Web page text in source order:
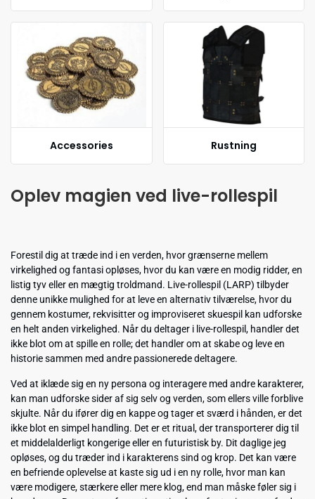
Accessories Rustning
Oplev magien ved live-rollespil
Forestil dig at træde ind i en verden, hvor grænserne mellem
virkelighed og fantasi opløses, hvor du kan være en modig ridder, en
listig tyv eller en mægtig troldmand. Live-rollespil (LARP) tilbyder
denne unikke mulighed for at leve en alternativ tilværelse, hvor du
gennem kostumer, rekvisitter og improviseret skuespil kan udforske
en helt anden virkelighed. Når du deltager i live-rollespil, handler det
ikke blot om at spille en rolle; det handler om at skabe og leve en
historie sammen med andre passionerede deltagere.
Ved at iklæde sig en ny persona og interagere med andre karakterer,
kan man udforske sider af sig selv og verden, som ellers ville forblive
skjulte. Når du ifører dig en kappe og tager et sværd i hånden, er det
ikke blot en simpel handling. Det er et ritual, der transporterer dig til
et middelalderligt kongerige eller en futuristisk by. Dit daglige jeg
opløses, og du træder ind i karakterens sind og krop. Det kan være
en befriende oplevelse at kaste sig ud i en ny rolle, hvor man kan
være modigere, stærkere eller mere klog, end man måske føler sig i